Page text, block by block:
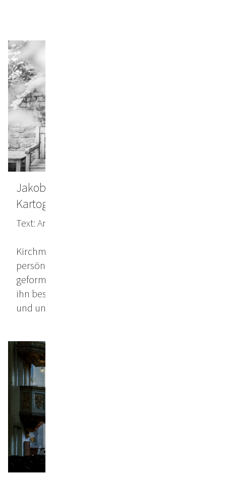
Jakob Kirchmayr: Die Kunst als
Kartografie des Inneren
Text: Ann Kathrin Hermes, TREND, April 2024
Kirchmayrs Werke sind eine Reflexion seiner
persönlichen Geschichte, der Kulturen, die ihn
geformt haben, und der globalen Themen, die
ihn beschäftigen. Sie sind gleichzeitig intim
und universell, persönlich und politisch.